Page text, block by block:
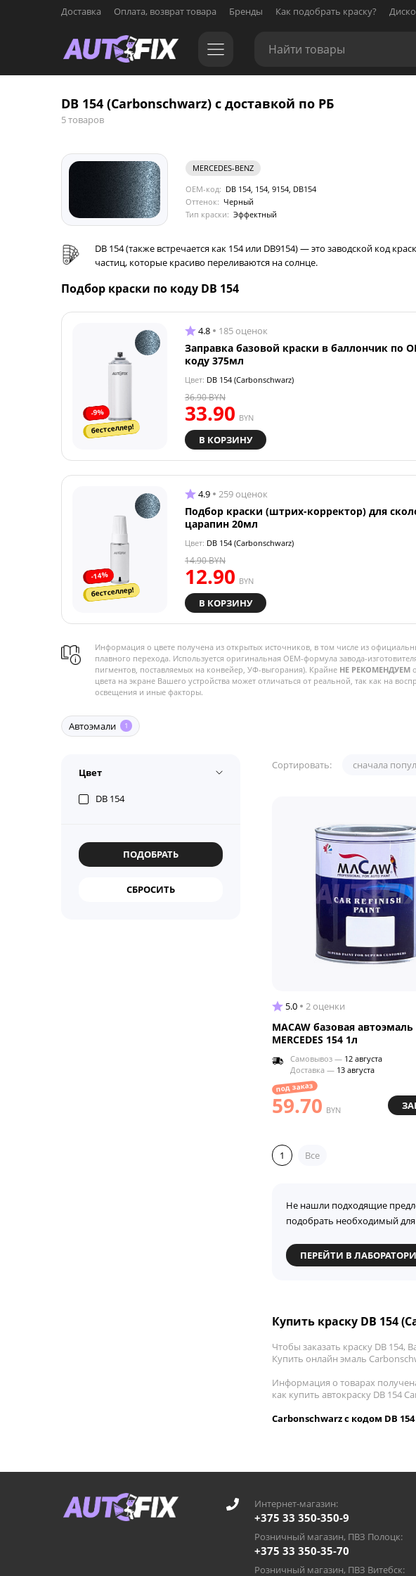
Доставка Оплата, возврат товара Бренды Как подобрать краску?
DB 154 (Carbonschwarz) с доставкой по РБ
5 товаров
MERCEDES-BENZ
OEM-код: DB 154, 154, 9154, DB154
Оттенок: Черный
Тип краски: Эффектный
DB 154 (также встречается как 154 или DB9154) — это заводской код
частиц, которые красиво переливаются на солнце.
Подбор краски по коду DB 154
-9%
бестселлер!
4.8 185 оценок
Заправка базовой краски в баллончик по
коду 375мл
Цвет: DB 154 (Carbonschwarz)
33.90 BYN
36.90BYN
В КОРЗИНУ
-14%
бестселлер!
4.9 259 оценок
Подбор краски (штрих-корректор) для
царапин 20мл
Цвет: DB 154 (Carbonschwarz)
12.90 BYN
14.90BYN
В КОРЗИНУ
Информация о цвете получена из открытых источников, в том числе из
плавного перехода. Используется оригинальная OEM-формула завода-
пигментов, поставляемых на конвейер, УФ-выгорания). Крайне НЕ РЕКОМЕНДУЕМ
цвета на экране Вашего устройства может отличаться от реальной, так как на
освещения и иные факторы.
Автоэмали 1
Цвет
DB 154
Сортировать: сначала
5.0 2 оценки
MACAW базовая автоэмаль
MERCEDES 154 1л
Самовывоз — 12 августа
Доставка — 13 августа
под заказ
59.70 BYN
1 Все
Не нашли подходящие
подобрать необходимый для
ПЕРЕЙТИ В
Купить краску DB 154
Чтобы заказать краску DB
Купить онлайн эмаль
Информация о товарах
как купить автокраску DB 154
Carbonschwarz с кодом DB
Интернет-магазин:
+375 33 350-350-9
Розничный магазин, ПВЗ Полоцк:
+375 33 350-35-70
Розничный магазин, ПВЗ Витебск: